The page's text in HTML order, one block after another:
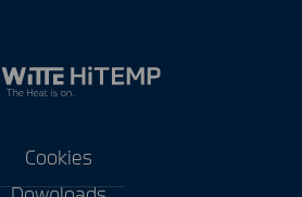
Cookies